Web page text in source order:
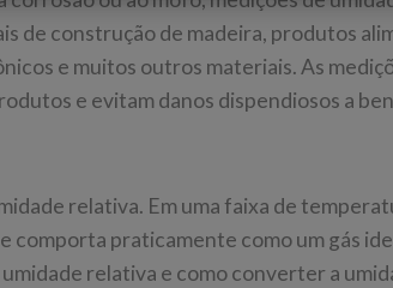
de construção de madeira, produtos
e muitos outros materiais. As
e evitam danos dispendiosos a
relativa. Em uma faixa de
comporta praticamente como um gás
relativa e como converter a